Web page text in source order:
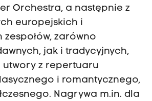
Orchestra, a następnie z
europejskich i
zarówno
jak i tradycyjnych,
z repertuaru
i romantycznego,
Nagrywa m.in. dla